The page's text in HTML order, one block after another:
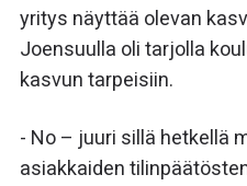
yritys näyttää olevan
Joensuulla oli tarjolla
kasvun tarpeisiin.
- No – juuri sillä hetkellä
asiakkaiden